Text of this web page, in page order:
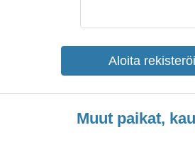
Aloita
Muut paikat,